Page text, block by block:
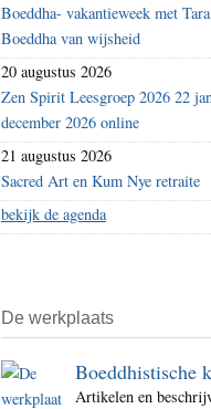
Boeddha- vakantieweek met
Boeddha van wijsheid
20 augustus 2026
Zen Spirit Leesgroep 2026 22
december 2026 online
21 augustus 2026
Sacred Art en Kum Nye retraite
bekijk de agenda
De werkplaats
Boeddhistische
Artikelen en